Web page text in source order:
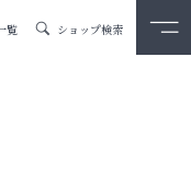
覧 ショップ検索